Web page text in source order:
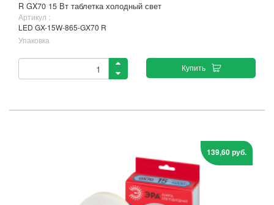
R GX70 15 Вт таблетка холодный свет
Артикул :
LED GX-15W-865-GX70 R
Упаковка
Купить
139,60 руб.